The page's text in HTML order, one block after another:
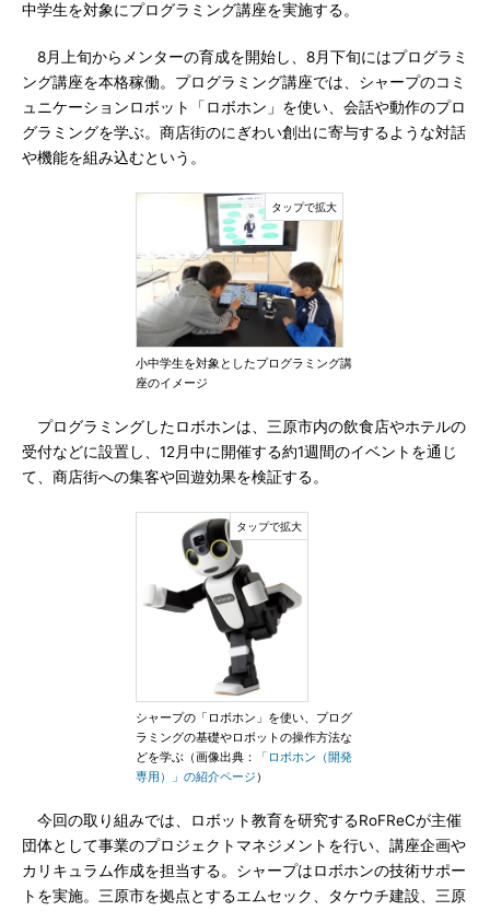
中学生を対象にプログラミング講座を実施する。
8月上旬からメンターの育成を開始し、8月下旬にはプログラミ
ング講座を本格稼働。プログラミング講座では、シャープのコミ
ュニケーションロボット「ロボホン」を使い、会話や動作のプロ
グラミングを学ぶ。商店街のにぎわい創出に寄与するような対話
や機能を組み込むという。
小中学生を対象としたプログラミング講
座のイメージ
プログラミングしたロボホンは、三原市内の飲食店やホテルの
受付などに設置し、12月中に開催する約1週間のイベントを通じ
て、商店街への集客や回遊効果を検証する。
シャープの「ロボホン」を使い、プログ
ラミングの基礎やロボットの操作方法な
どを学ぶ（画像出典：
「ロボホン（開発
専用）」の紹介ページ）
今回の取り組みでは、ロボット教育を研究するRoFReCが主催
団体として事業のプロジェクトマネジメントを行い、講座企画や
カリキュラム作成を担当する。シャープはロボホンの技術サポー
トを実施。三原市を拠点とするエムセック、タケウチ建設、三原